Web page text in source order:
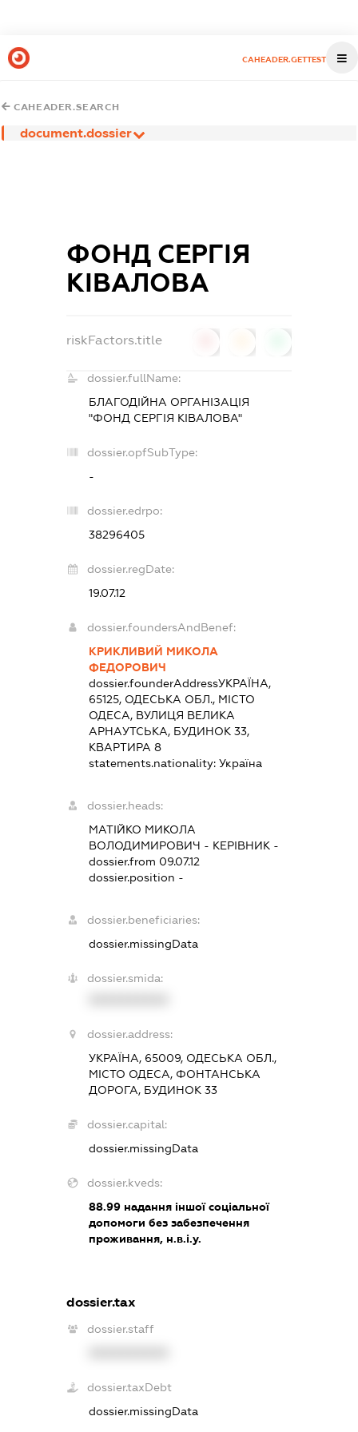
CAHEADER.GETTEST
CAHEADER.SEARCH
document.dossier
ФОНД СЕРГІЯ
КІВАЛОВА
riskFactors.title
dossier.fullName:
БЛАГОДІЙНА ОРГАНІЗАЦІЯ
"ФОНД СЕРГІЯ КІВАЛОВА"
dossier.opfSubType:
-
dossier.edrpo:
38296405
dossier.regDate:
19.07.12
dossier.foundersAndBenef:
КРИКЛИВИЙ МИКОЛА
ФЕДОРОВИЧ
dossier.founderAddressУКРАЇНА,
65125, ОДЕСЬКА ОБЛ., МІСТО
ОДЕСА, ВУЛИЦЯ ВЕЛИКА
АРНАУТСЬКА, БУДИНОК 33,
КВАРТИРА 8
statements.nationality: Україна
dossier.heads:
МАТІЙКО МИКОЛА
ВОЛОДИМИРОВИЧ - КЕРІВНИК -
dossier.from 09.07.12
dossier.position -
dossier.beneficiaries:
dossier.missingData
dossier.smida:
dossier.address:
УКРАЇНА, 65009, ОДЕСЬКА ОБЛ.,
МІСТО ОДЕСА, ФОНТАНСЬКА
ДОРОГА, БУДИНОК 33
dossier.capital:
dossier.missingData
dossier.kveds:
88.99надання іншої соціальної
допомоги без забезпечення
проживання, н.в.і.у.
dossier.tax
dossier.staff
dossier.taxDebt
dossier.missingData